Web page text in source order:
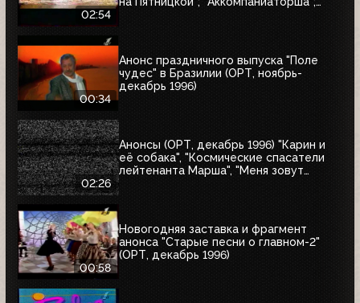
02:54
00:34
Анонс праздничного выпуска "Поле
чудес" в Бразилии (ОРТ, ноябрь-
декабрь 1996)
02:26
Анонсы (ОРТ, декабрь 1996) "Карин и
её собака", "Космические спасатели
лейтенанта Марша", "Меня зовут
00:58
Новогодняя заставка и фрагмент
анонса "Старые песни о главном-2"
(ОРТ, декабрь 1996)